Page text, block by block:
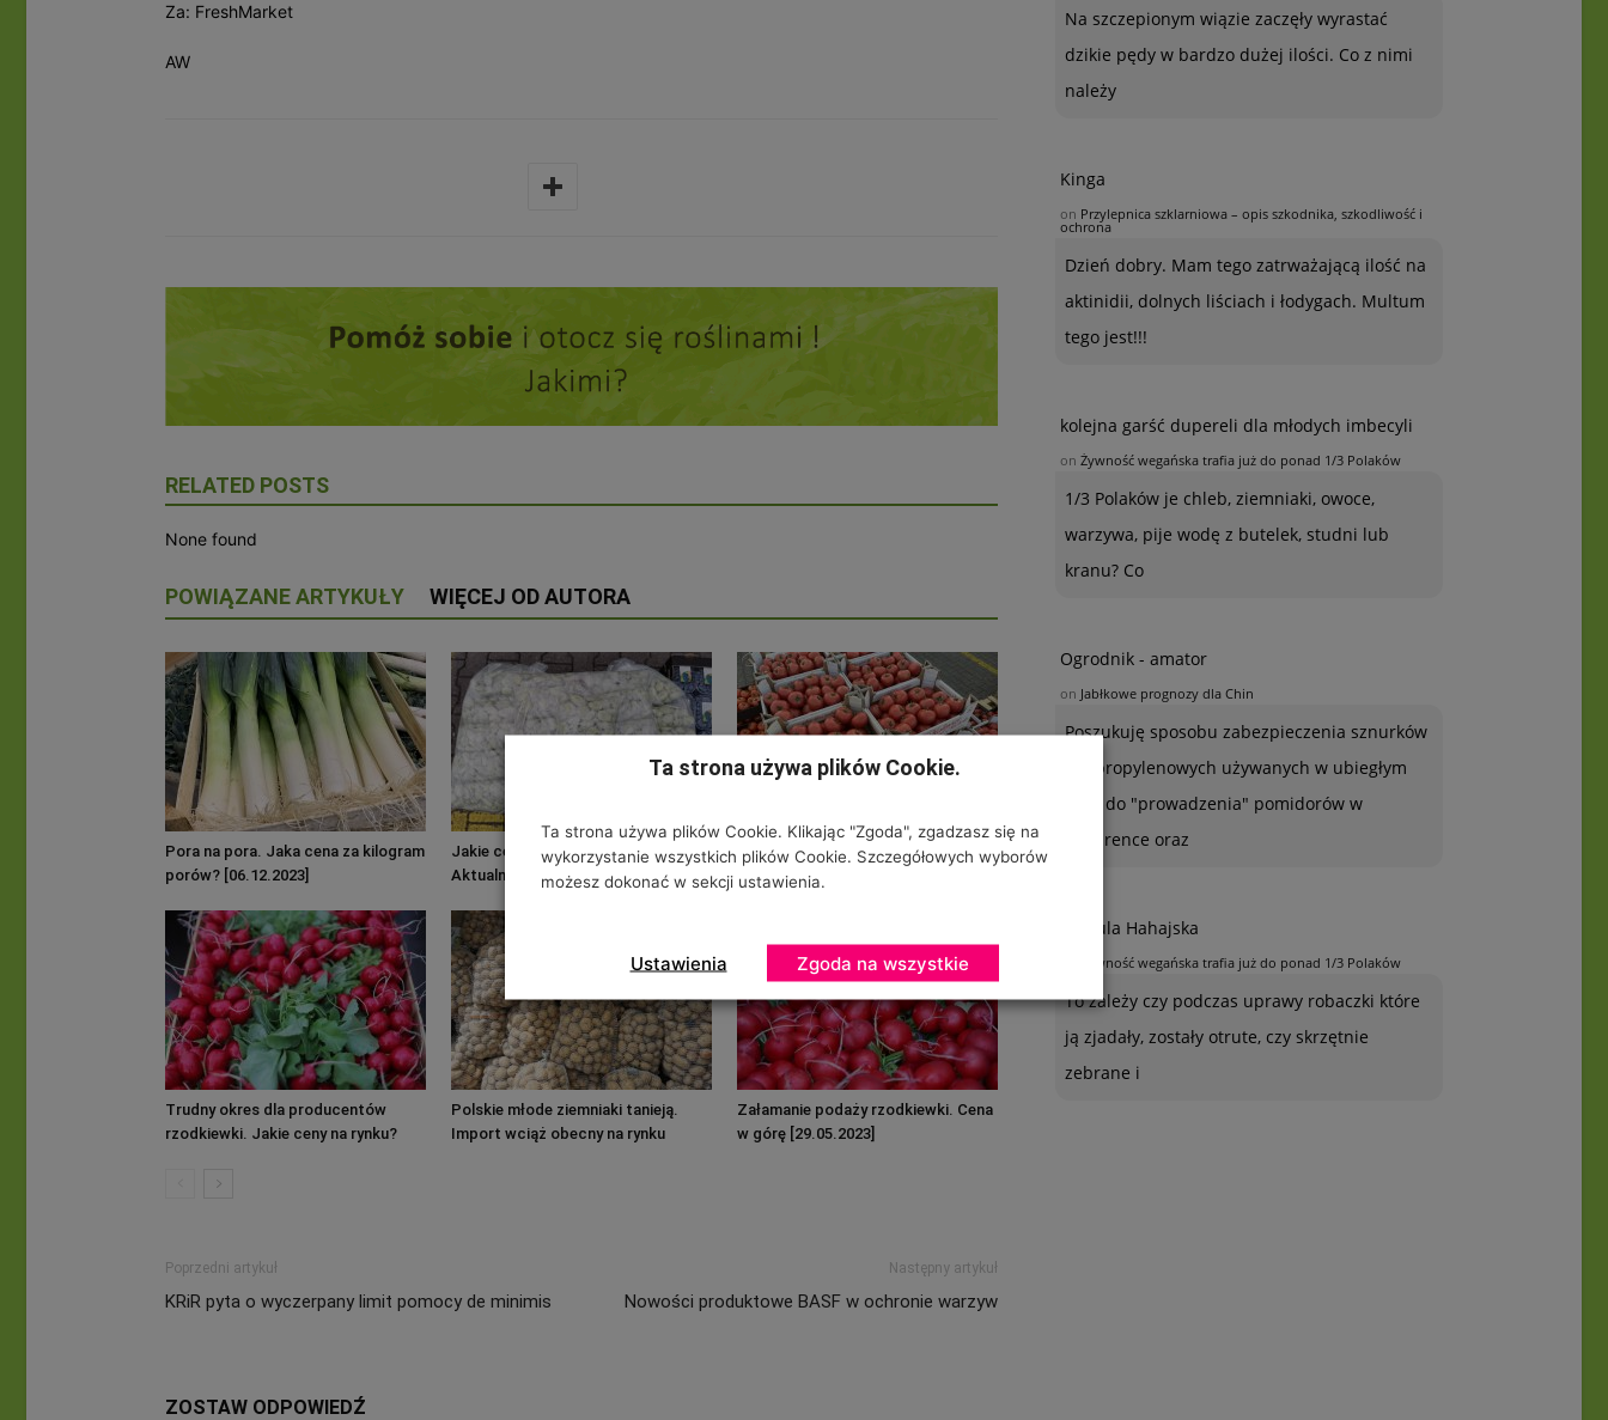
Za: FreshMarket
AW
RELATED POSTS
None found
POWIĄZANE ARTYKUŁY WIĘCEJ OD AUTORA
Pora na pora. Jaka cena za kilogram
porów? [06.12.2023]
Jakie ceny bobu w połowie sierpnia?
Aktualna sytuacja na rynku
Aktualne ceny pomidorów na rynku
w Broniszach [16.08.2023]
Trudny okres dla producentów
rzodkiewki. Jakie ceny na rynku?
Polskie młode ziemniaki tanieją.
Import wciąż obecny na rynku
Załamanie podaży rzodkiewki. Cena
w górę [29.05.2023]
Poprzedni artykuł
KRiR pyta o wyczerpany limit pomocy de minimis
Następny artykuł
Nowości produktowe BASF w ochronie warzyw
ZOSTAW ODPOWIEDŹ
Na szczepionym wiązie zaczęły wyrastać
dzikie pędy w bardzo dużej ilości. Co z nimi
należy
Kinga
on Przylepnica szklarniowa – opis szkodnika, szkodliwość i
ochrona
Dzień dobry. Mam tego zatrważającą ilość na
aktinidii, dolnych liściach i łodygach. Multum
tego jest!!!
kolejna garść dupereli dla młodych imbecyli
on Żywność wegańska trafia już do ponad 1/3 Polaków
1/3 Polaków je chleb, ziemniaki, owoce,
warzywa, pije wodę z butelek, studni lub
kranu? Co
Ogrodnik - amator
on Jabłkowe prognozy dla Chin
Poszukuję sposobu zabezpieczenia sznurków
polipropylenowych używanych w ubiegłym
roku do "prowadzenia" pomidorów w
szklarence oraz
Urszula Hahajska
Żywność wegańska trafia już do ponad 1/3 Polaków
To zależy czy podczas uprawy robaczki które
ją zjadały, zostały otrute, czy skrzętnie
zebrane i
Ta strona używa plików Cookie.
Ta strona używa plików Cookie. Klikając "Zgoda", zgadzasz się na
wykorzystanie wszystkich plików Cookie. Szczegółowych wyborów
możesz dokonać w sekcji ustawienia.
Ustawienia Zgoda na wszystkie